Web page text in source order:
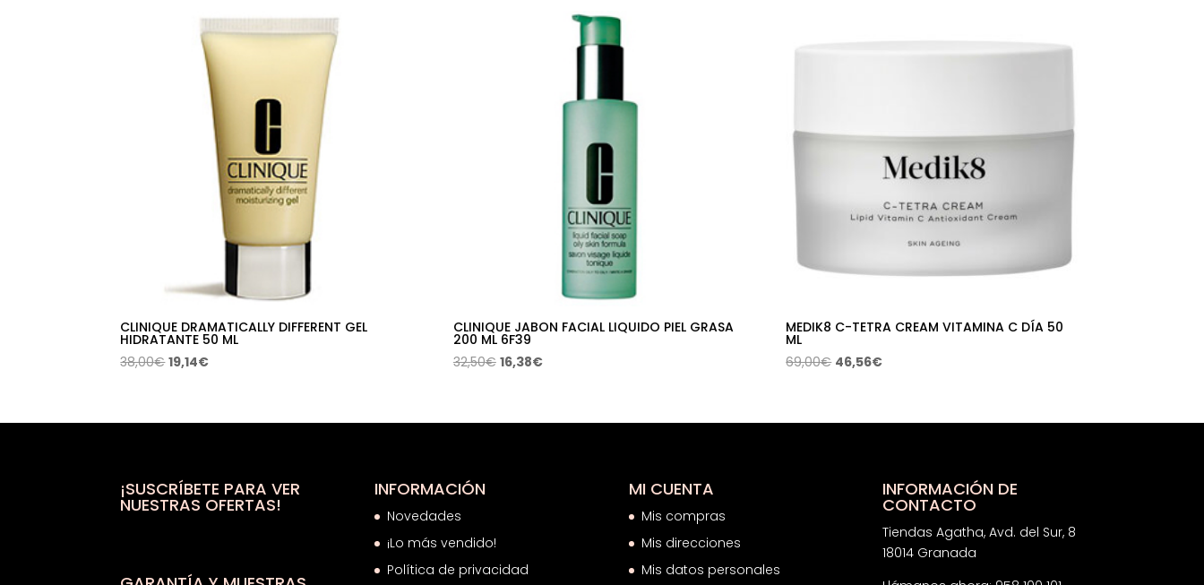
CLINIQUE DRAMATICALLY DIFFERENT GEL
HIDRATANTE 50 ML
38,00€El
era:
19,14€El
es:
CLINIQUE JABON FACIAL LIQUIDO PIEL GRASA
200 ML 6F39
32,50€ El
era:
16,38€El
es:
MEDIK8 C-TETRA CREAM VITAMINA C DÍA 50
ML
69,00€ El
era:
46,56€El
es:
¡SUSCRÍBETE PARA VER
NUESTRAS OFERTAS!
INFORMACIÓN
Novedades
¡Lo más vendido!
Política de privacidad
MI CUENTA
Mis compras
Mis direcciones
Mis datos personales
INFORMACIÓN DE
CONTACTO
Tiendas Agatha, Avd. del Sur, 8
18014 Granada